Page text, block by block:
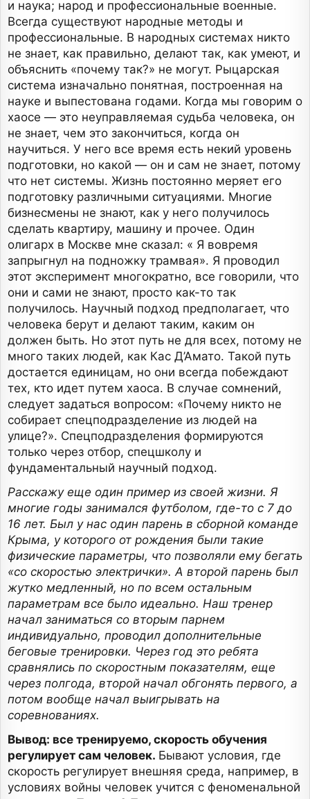
и наука; народ и профессиональные военные.
Всегда существуют народные методы и
профессиональные. В народных системах никто
не знает, как правильно, делают так, как умеют, и
объяснить «почему так?» не могут. Рыцарская
система изначально понятная, построенная на
науке и выпестована годами. Когда мы говорим о
хаосе — это неуправляемая судьба человека, он
не знает, чем это закончиться, когда он
научиться. У него все время есть некий уровень
подготовки, но какой — он и сам не знает, потому
что нет системы. Жизнь постоянно меряет его
подготовку различными ситуациями. Многие
бизнесмены не знают, как у него получилось
сделать квартиру, машину и прочее. Один
олигарх в Москве мне сказал: « Я вовремя
запрыгнул на подножку трамвая». Я проводил
этот эксперимент многократно, все говорили, что
они и сами не знают, просто как-то так
получилось. Научный подход предполагает, что
человека берут и делают таким, каким он
должен быть. Но этот путь не для всех, потому не
много таких людей, как Кас Д’Амато. Такой путь
достается единицам, но они всегда побеждают
тех, кто идет путем хаоса. В случае сомнений,
следует задаться вопросом: «Почему никто не
собирает спецподразделение из людей на
улице?». Спецподразделения формируются
только через отбор, спецшколу и
фундаментальный научный подход.
Расскажу еще один пример из своей жизни. Я
многие годы занимался футболом, где-то с 7 до
16 лет. Был у нас один парень в сборной команде
Крыма, у которого от рождения были такие
физические параметры, что позволяли ему бегать
«со скоростью электрички». А второй парень был
жутко медленный, но по всем остальным
параметрам все было идеально. Наш тренер
начал заниматься со вторым парнем
индивидуально, проводил дополнительные
беговые тренировки. Через год это ребята
сравнялись по скоростным показателям, еще
через полгода, второй начал обгонять первого, а
потом вообще начал выигрывать на
соревнованиях.
Вывод: все тренируемо, скорость обучения
регулирует сам человек. Бывают условия, где
скорость регулирует внешняя среда, например, в
условиях войны человек учится с феноменальной